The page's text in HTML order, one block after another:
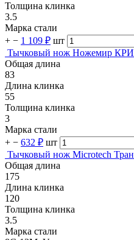
Толщина клинка
3.5
Марка стали
+ − 1 109 ₽ шт
Тычковый нож Ножемир
Общая длина
83
Длина клинка
55
Толщина клинка
3
Марка стали
+ − 632 ₽ шт
Тычковый нож Microtech
Общая длина
175
Длина клинка
120
Толщина клинка
3.5
Марка стали